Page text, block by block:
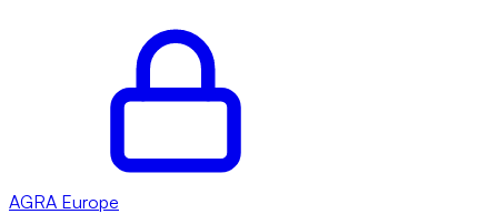
AGRA Europe